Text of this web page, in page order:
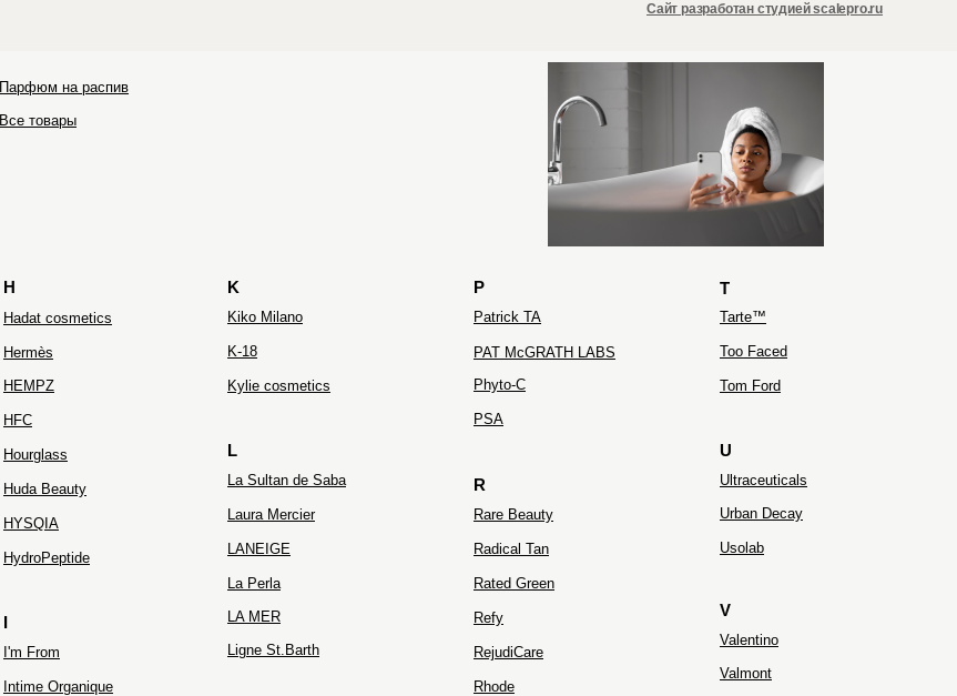
Сайт разработан студией scalepro.ru
Парфюм на распив
Все товары
Ligne St.Barth
Urban Decay
Ultraceuticals
Too Faced
Valentino
Usolab
HYSQIA
ZIELINSKI&ROZEN
Tarte™
Tom Ford
Kiko Milano
Rare Beauty
Radical Tan
Phyto-C
Intime Organique
Huda Beauty
K-18
PSA
Rated Green
Hourglass
Laura Mercier
Hadat cosmetics
RejudiCare
La Sultan de Saba
Valmont
LANEIGE
HydroPeptide
Hermès
Kylie cosmetics
HFC
I'm From
La Perla
Refy
Rhode
Patrick TA
H
I
K
L
P
R
T
U
V
HEMPZ
LA MER
PAT McGRATH LABS
Ultraceuticals